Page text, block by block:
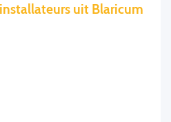
uit Blaricum